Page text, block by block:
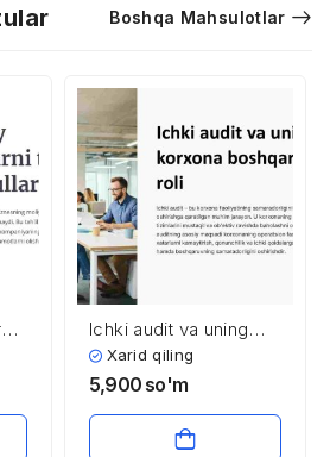
Boshqa Mahsulotlar
Ichki audit va uning
korxona
boshqaruvidagi roli
Xarid qiling
5,900 so'm